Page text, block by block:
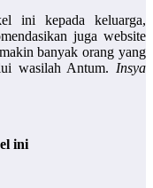
ini kepada keluarga,
juga website
banyak orang yang
wasilah Antum. Insya
ini